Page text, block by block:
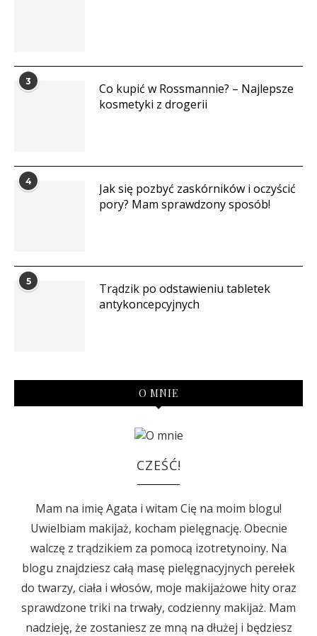
3
Co kupić w Rossmannie? – Najlepsze
kosmetyki z drogerii
4
Jak się pozbyć zaskórników i oczyścić
pory? Mam sprawdzony sposób!
5
Trądzik po odstawieniu tabletek
antykoncepcyjnych
O MNIE
CZEŚĆ!
Mam na imię Agata i witam Cię na moim blogu!
Uwielbiam makijaż, kocham pielęgnację. Obecnie
walczę z trądzikiem za pomocą izotretynoiny. Na
blogu znajdziesz całą masę pielęgnacyjnych perełek
do twarzy, ciała i włosów, moje makijażowe hity oraz
sprawdzone triki na trwały, codzienny makijaż. Mam
nadzieję, że zostaniesz ze mną na dłużej i będziesz